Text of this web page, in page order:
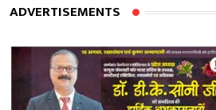
ADVERTISEMENTS